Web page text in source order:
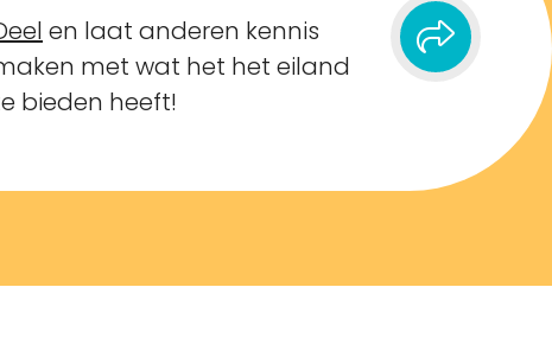
en laat anderen kennis
met wat het het eiland
bieden heeft!